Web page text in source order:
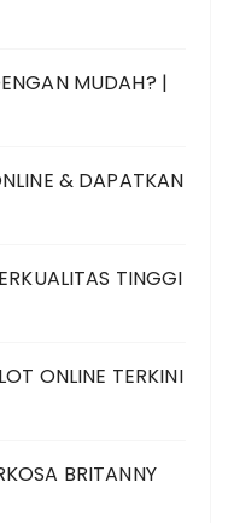
MUDAH? |
& DAPATKAN
TINGGI
ONLINE TERKINI
BRITANNY